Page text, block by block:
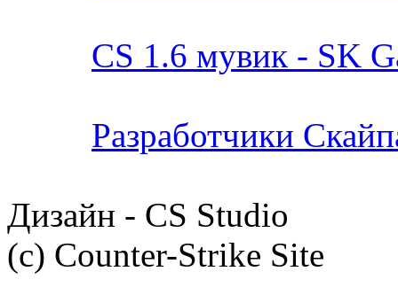
CS 1.6 мувик - SK
Разработчики
Дизайн - CS Studio
(c) Counter-Strike Site